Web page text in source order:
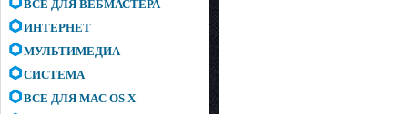
ВСЕ ДЛЯ ВЕБМАСТЕРА
ИНТЕРНЕТ
МУЛЬТИМЕДИА
СИСТЕМА
ВСЕ ДЛЯ MAC OS X